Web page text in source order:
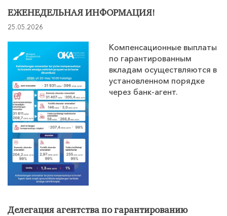
ЕЖЕНЕДЕЛЬНАЯ ИНФОРМАЦИЯ!
25.05.2026
Компенсационные выплаты
по гарантированным
вкладам осуществляются в
установленном порядке
через банк-агент.
Делегация агентства по гарантированию